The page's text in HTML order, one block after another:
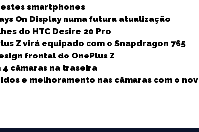
smartphones
On Display numa futura atualização
do HTC Desire 20 Pro
Z virá equipado com o Snapdragon 765
frontal do OnePlus Z
câmaras na traseira
e melhoramento nas câmaras com o